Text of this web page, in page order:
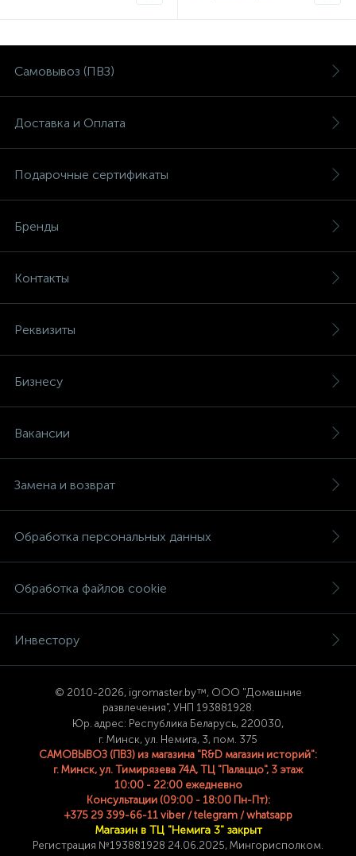
Самовывоз (ПВЗ)
Доставка и Оплата
Подарочные сертификаты
Бренды
Контакты
Реквизиты
Бизнесу
Вакансии
Замена и возврат
Обработка персональных данных
Обработка файлов cookie
Инвестору
© 2010-2026, igromaster.by™, ООО "Домашние
развлечения", УНП 193881928.
Юр. адрес: Республика Беларусь, 220030,
г. Минск, ул. Немига, 3, пом. 375
САМОВЫВОЗ (ПВЗ) из магазина "R&D магазин историй":
г. Минск, ул. Тимирязева 74A, ТЦ "Палаццо", 3 этаж
10:00 - 22:00 ежедневно
Консультации (09:00 - 18:00 Пн-Пт):
+375 29 399-66-11 viber / telegram / whatsapp
Магазин в ТЦ "Немига 3" закрыт
Регистрация №193881928 24 .06.2025, Мингорисполком.